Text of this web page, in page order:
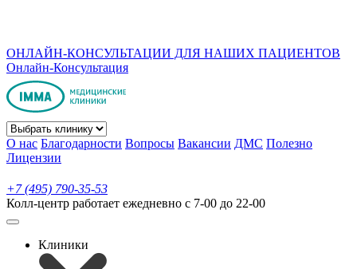
ОНЛАЙН-КОНСУЛЬТАЦИИ ДЛЯ НАШИХ ПАЦИЕНТОВ
Онлайн-Консультация
О нас Благодарности Вопросы Вакансии ДМС Полезно
Лицензии
+7 (495) 790-35-53
Колл-центр работает ежедневно с 7-00 до 22-00
Клиники